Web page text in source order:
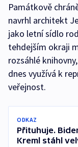
Památkově
navrhl architekt
jako letní sídlo
tehdejším okraji
rozsáhlé
dnes využívá k
veřejnost.
ODKAZ
Přituhuje.
Kreml stáhl